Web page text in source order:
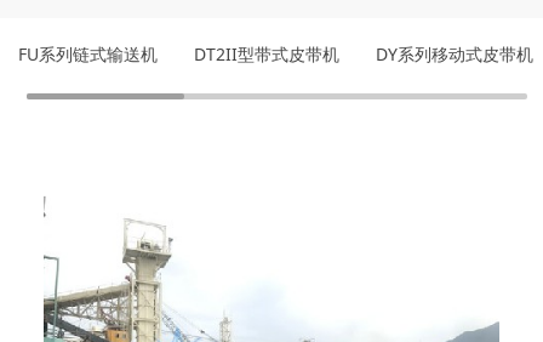
FU系列链式输送机 DT2II型带式皮带机 DY系列移动式皮带机